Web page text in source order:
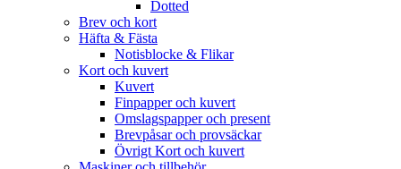
Dotted
Brev och kort
Häfta & Fästa
Notisblocke & Flikar
Kort och kuvert
Kuvert
Finpapper och kuvert
Omslagspapper och present
Brevpåsar och provsäckar
Övrigt Kort och kuvert